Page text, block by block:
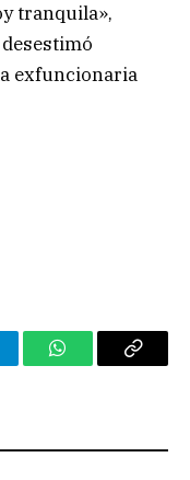
tranquila»,
exfuncionaria
WhatsAppCopy